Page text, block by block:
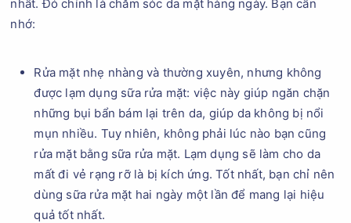
nhất. Đó chính là chăm sóc da mặt hàng ngày. Bạn cần
nhớ:
Rửa mặt nhẹ nhàng và thường xuyên, nhưng không
được lạm dụng sữa rửa mặt: việc này giúp ngăn chặn
những bụi bẩn bám lại trên da, giúp da không bị nổi
mụn nhiều. Tuy nhiên, không phải lúc nào bạn cũng
rửa mặt bằng sữa rửa mặt. Lạm dụng sẽ làm cho da
mất đi vẻ rạng rỡ là bị kích ứng. Tốt nhất, bạn chỉ nên
dùng sữa rửa mặt hai ngày một lần để mang lại hiệu
quả tốt nhất.